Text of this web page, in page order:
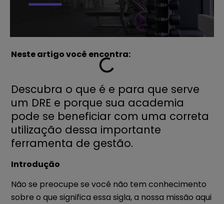
Neste artigo você encontra:
Descubra o que é e para que serve
um DRE e porque sua academia
pode se beneficiar com uma correta
utilização dessa importante
ferramenta de gestão.
Introdução
Não se preocupe se você não tem conhecimento
sobre o que significa essa sigla, a nossa missão aqui